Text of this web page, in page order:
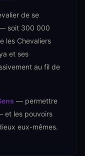
de se
soit 300 000
les Chevaliers
et ses
au fil de
— permettre
et les pouvoirs
eux-mêmes.